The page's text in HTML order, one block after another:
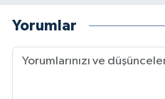
Yorumlar